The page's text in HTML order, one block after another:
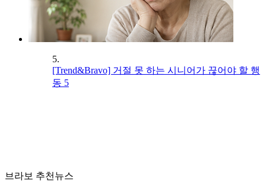
5.
[Trend&Bravo] 거절 못 하는 시니어가 끊어야 할 행
동 5
브라보 추천뉴스